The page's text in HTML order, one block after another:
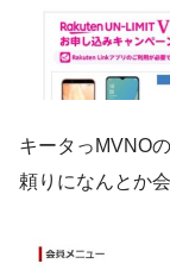
キータっMVNO
頼りになんとか